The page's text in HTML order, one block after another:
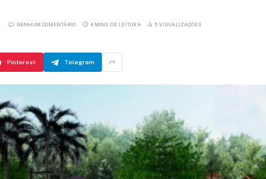
NENHUM COMENTÁRIO 4 MINS DE LEITURA 5 VISUALIZAÇÕES
Pinterest Telegram